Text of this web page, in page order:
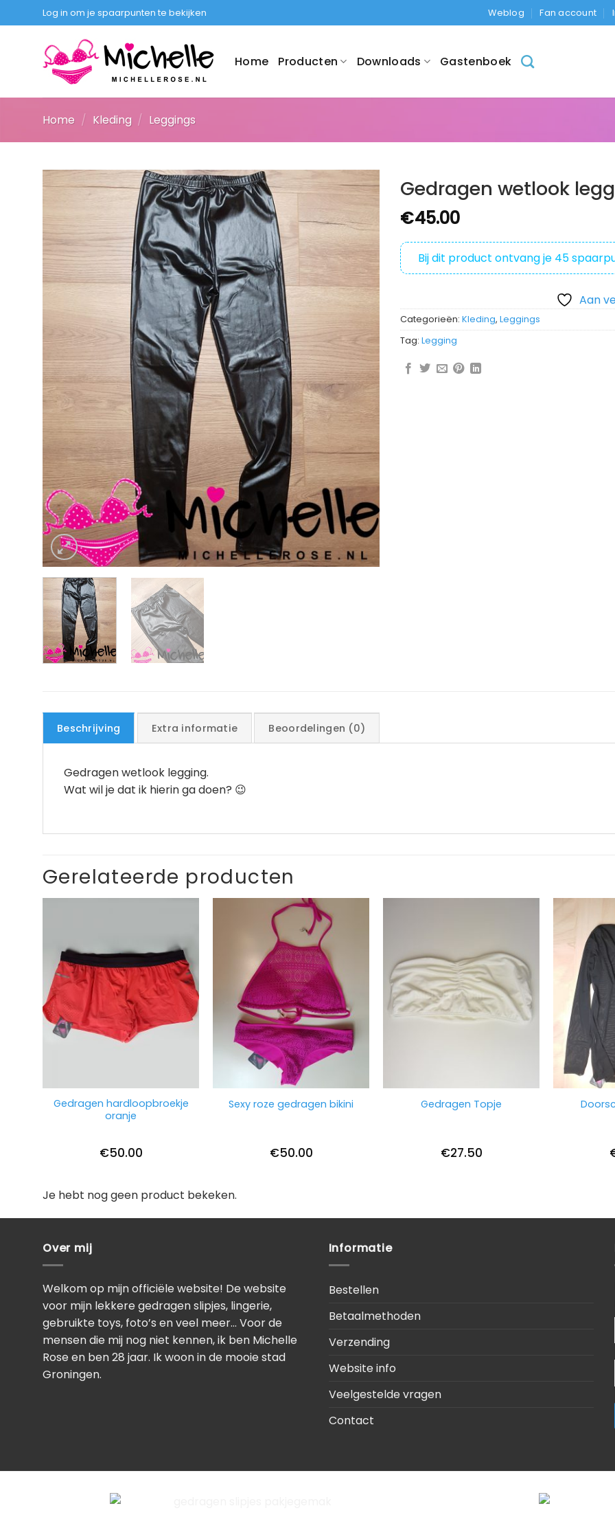
naar
Log in om je spaarpunten te bekijken Weblog Fan account
Home Producten Downloads Gastenboek
Home / Kleding / Leggings
Gedragen wetlook
€45.00
Bij dit product ontvang je 45
Aan
Categorieën: Kleding, Leggings
Tag: Legging
Beschrijving Extra informatie Beoordelingen (0)
Gedragen wetlook legging.
Wat wil je dat ik hierin ga doen? 😉
Gerelateerde producten
Gedragen hardloopbroekje
oranje
€50.00
Sexy roze gedragen bikini
€50.00
Gedragen Topje
€27.50
Je hebt nog geen product bekeken.
Over mij
Welkom op mijn officiële website! De website
voor mijn lekkere gedragen slipjes, lingerie,
gebruikte toys, foto’s en veel meer… Voor de
mensen die mij nog niet kennen, ik ben Michelle
Rose en ben 28 jaar. Ik woon in de mooie stad
Groningen.
Informatie
Bestellen
Betaalmethoden
Verzending
Website info
Veelgestelde vragen
Contact